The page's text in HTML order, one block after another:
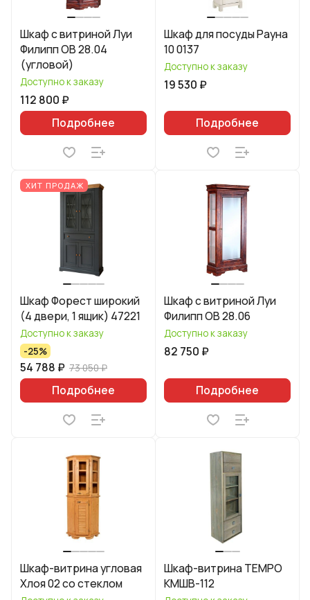
Шкаф с витриной Луи
Филипп ОВ 28.04
(угловой)
Доступно к заказу
112 800 ₽
Подробнее
Шкаф для посуды Рауна
10 0137
Доступно к заказу
19 530 ₽
Подробнее
ХИТ ПРОДАЖ
Шкаф Форест широкий
(4 двери, 1 ящик) 47221
Доступно к заказу
-25%
54 788 ₽ 73 050 ₽
Подробнее
Шкаф с витриной Луи
Филипп ОВ 28.06
Доступно к заказу
82 750 ₽
Подробнее
Шкаф-витрина угловая
Хлоя 02 со стеклом
Шкаф-витрина TEMPO
КМШВ-112